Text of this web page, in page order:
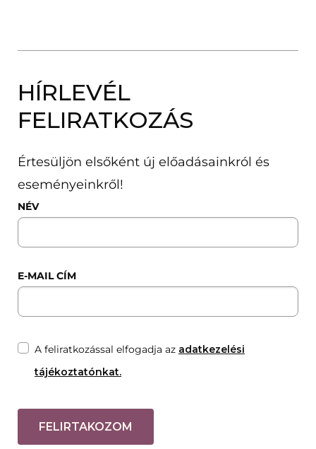
HÍRLEVÉL
FELIRATKOZÁS
Értesüljön elsőként új előadásainkról és
eseményeinkről!
NÉV
E-MAIL CÍM
A feliratkozással elfogadja az adatkezelési
tájékoztatónkat.
FELIRTAKOZOM